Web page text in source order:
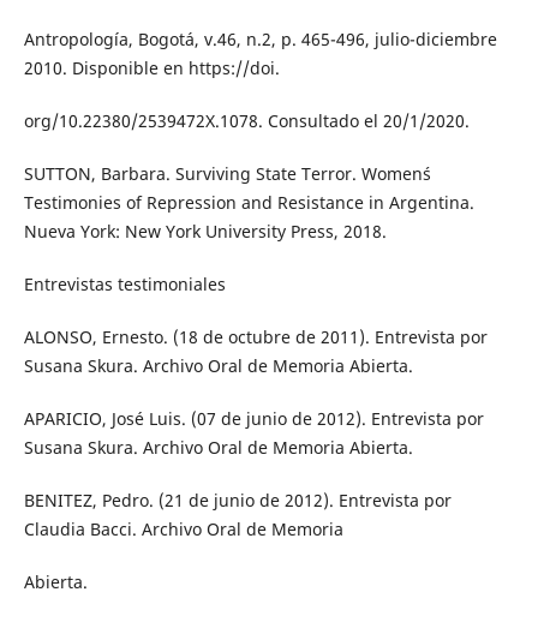
Antropología, Bogotá, v.46, n.2, p. 465-496, julio-diciembre
2010. Disponible en https://doi.
org/10.22380/2539472X.1078. Consultado el 20/1/2020.
SUTTON, Barbara. Surviving State Terror. Women´s
Testimonies of Repression and Resistance in Argentina.
Nueva York: New York University Press, 2018.
Entrevistas testimoniales
ALONSO, Ernesto. (18 de octubre de 2011). Entrevista por
Susana Skura. Archivo Oral de Memoria Abierta.
APARICIO, José Luis. (07 de junio de 2012). Entrevista por
Susana Skura. Archivo Oral de Memoria Abierta.
BENITEZ, Pedro. (21 de junio de 2012). Entrevista por
Claudia Bacci. Archivo Oral de Memoria
Abierta.